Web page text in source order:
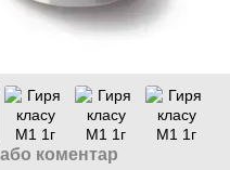
коментар